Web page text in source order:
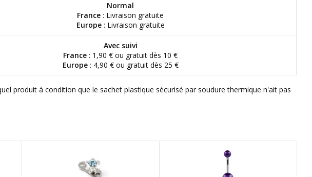
Normal
France : Livraison gratuite
Europe: Livraison gratuite
Avec suivi
France : 1,90 € ou gratuit dès 10 €
Europe: 4,90 € ou gratuit dès 25 €
produit à condition que le sachet plastique sécurisé par soudure thermique n'ait pas